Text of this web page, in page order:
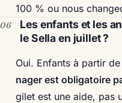
100 % ou nous
Les enfants et les
le Sella en juillet ?
Oui. Enfants à partir de
nager est obligatoire
gilet est une aide, pas